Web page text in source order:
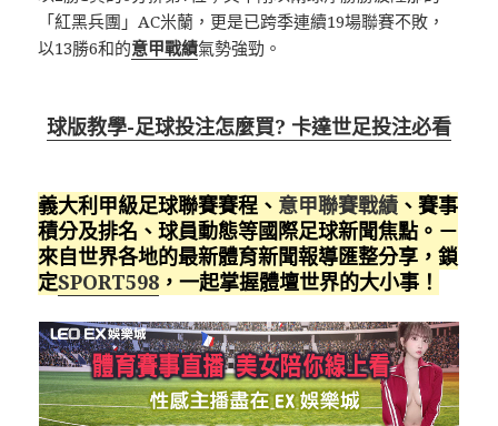
「紅黑兵團」AC米蘭，更是已跨季連續19場聯賽不敗，
以13勝6和的意甲戰績氣勢強勁。
球版教學-足球投注怎麼買? 卡達世足投注必看
義大利甲級足球聯賽賽程、 意甲聯賽戰績 、賽事
積分及排名、球員動態等國際足球新聞焦點。－
來自世界各地的最新體育新聞報導匯整分享，鎖
定SPORT598 ，一起掌握體壇世界的大小事！